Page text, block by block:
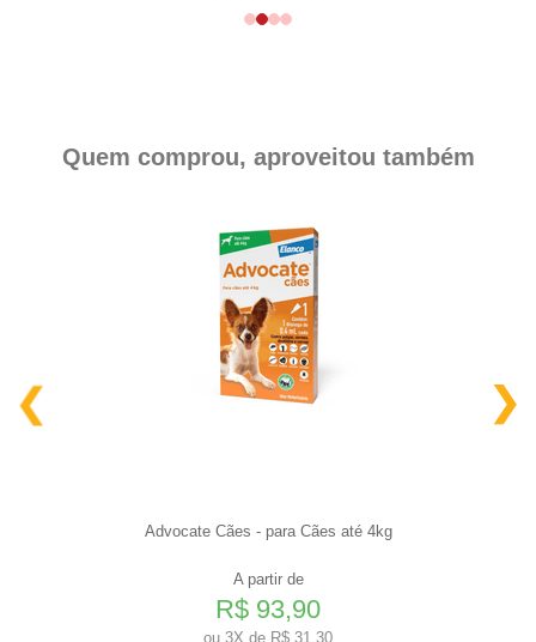
Quem comprou, aproveitou também
Advocate Cães - para Cães até 4kg
A partir de
R$ 93,90
ou 3X de R$ 31,30